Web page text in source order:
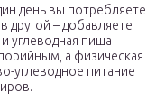
день вы потребляете
– добавляете
углеводная пища
а физическая
углеводное питание